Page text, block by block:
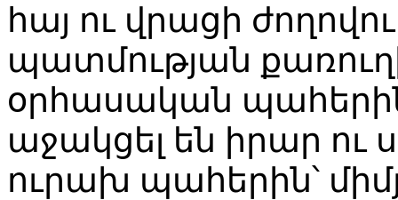
հայ ու վրացի
պատմության
օրհասական
աջակցել են իրար ու
ուրախ պահերին՝